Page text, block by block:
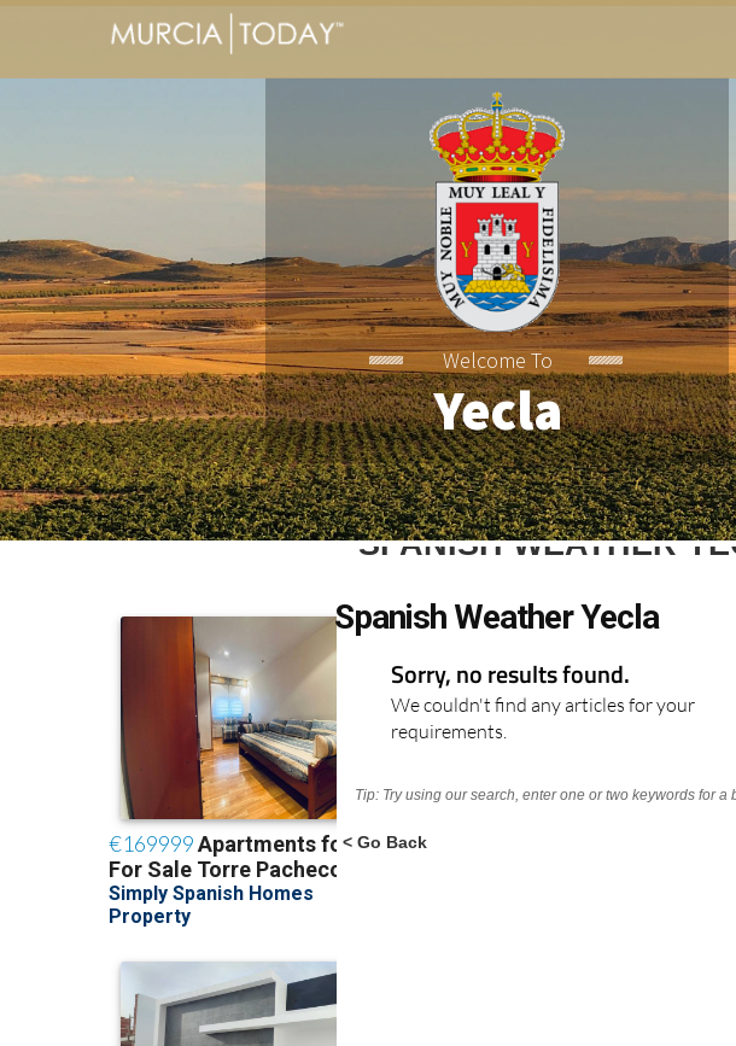
Welcome To
Yecla
SPANISH WEATHER
Spanish Weather Yecla
Sorry, no results found.
We couldn't find any articles for your
requirements.
Tip: Try using our search, enter one or two keywords for a
< Go Back